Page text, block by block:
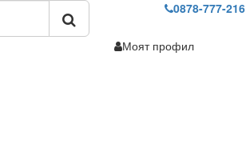
0878-777-216
Моят профил